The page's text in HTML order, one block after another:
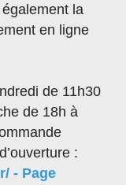
la
en ligne
de 11h30
de 18h à
:
- Page